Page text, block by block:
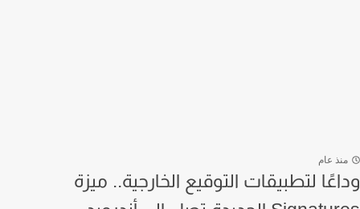
منذ عام
وداعًا لتطبيقات التوقيع الخارجية.. ميزة